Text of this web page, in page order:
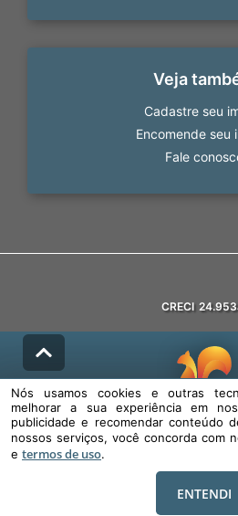
Veja
Cadastre seu
Encomende seu
Fale
CRECI
© DESENVOLVIDO
Nós usamos cookies e outras
sua experiência em nossos serviços,
Nós usamos cookies e outras
melhorar a sua experiência em
publicidade e recomendar conteúdo
nossos serviços, você concorda com
e termos de uso.
ENTENDI